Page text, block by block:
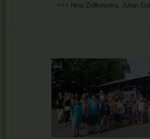
>>> Nina Ziółkowska, Julian